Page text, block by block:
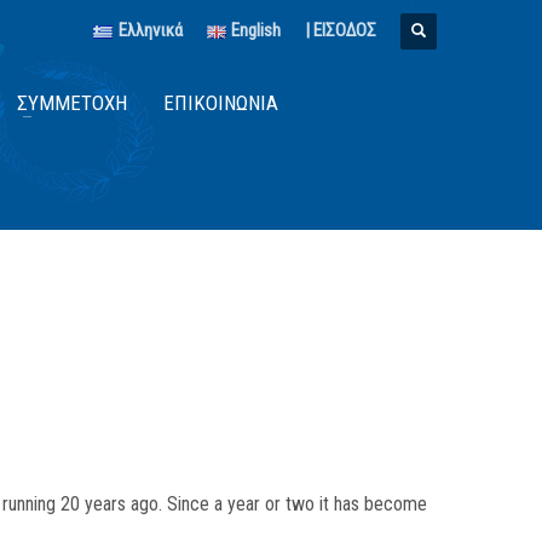
Ελληνικά English | ΕΙΣΟΔΟΣ
ΣΥΜΜΕΤΟΧΉ ΕΠΙΚΟΙΝΩΝΊΑ
20 years ago. Since a year or two it has become